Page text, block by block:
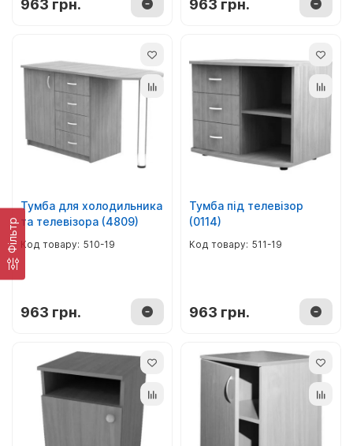
Фiльтр
963 грн. 963 грн.
Тумба для холодильника
та телевізора (4809)
510-19
963 грн.
Тумба під телевізор
(0114)
511-19
963 грн.